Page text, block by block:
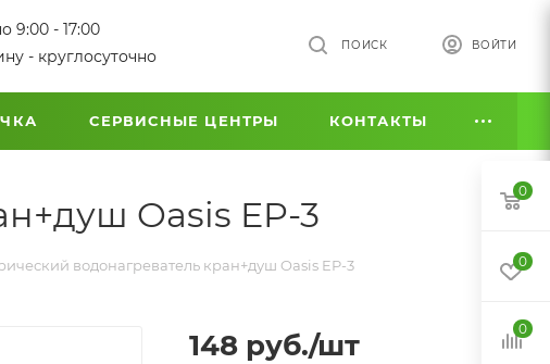
9:00 - 17:00
- круглосуточно
ВОЙТИ
ПОИСК
СЕРВИСНЫЕ ЦЕНТРЫ КОНТАКТЫ
Oasis EP-3
водонагреватель кран+душ Oasis EP-3
148 руб./шт
0
0
0